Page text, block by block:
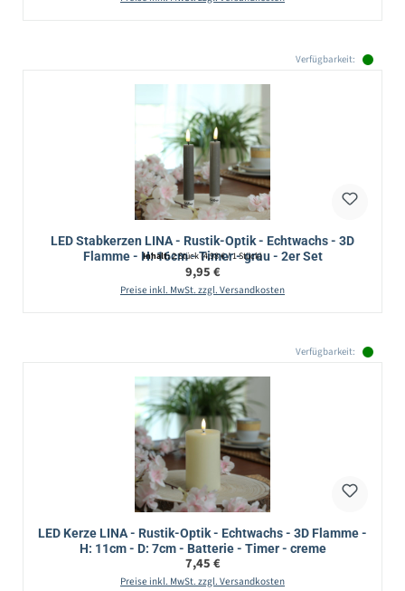
Verfügbarkeit:
LED Stabkerzen LINA - Rustik-Optik - Echtwachs - 3D
Flamme - H: 16cm - Timer - grau - 2er Set
Inhalt:2 Stück(4,98 € / 1 Stück)
Regulärer Preis:
9,95 €
Preise inkl. MwSt. zzgl. Versandkosten
Verfügbarkeit:
LED Kerze LINA - Rustik-Optik - Echtwachs - 3D Flamme -
H: 11cm - D: 7cm - Batterie - Timer - creme
Regulärer Preis:
7,45 €
Preise inkl. MwSt. zzgl. Versandkosten